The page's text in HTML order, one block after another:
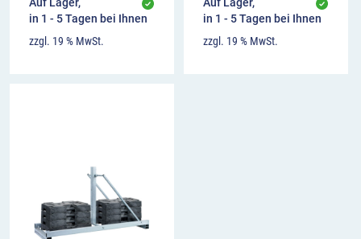
in 1 - 5 Tagen bei Ihnen
zzgl. 19 % MwSt.
in 1 - 5 Tagen bei Ihnen
zzgl. 19 % MwSt.